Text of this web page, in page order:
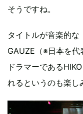
そうですね。
タイトルが音楽的な
GAUZE（※日本を
ドラマーである
れるというのも楽し